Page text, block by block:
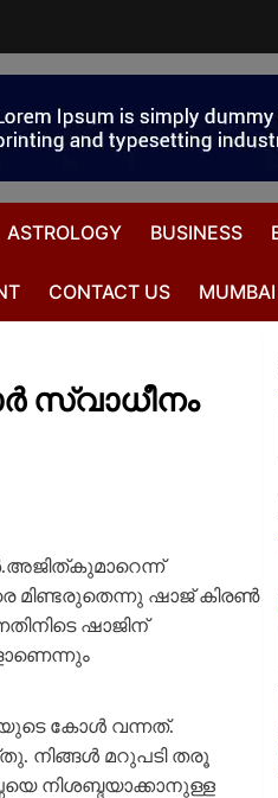
ASTROLOGY BUSINESS
CONTACT US MUMBAI
സ്വാധീനം
മിണ്ടരുതെന്നു ഷാജ് കിരണ്‍
ഷാജിന്
കോൾ വന്നത്.
നിങ്ങൾ മറുപടി തരൂ
നിശബ്ദയാക്കാനുള്ള